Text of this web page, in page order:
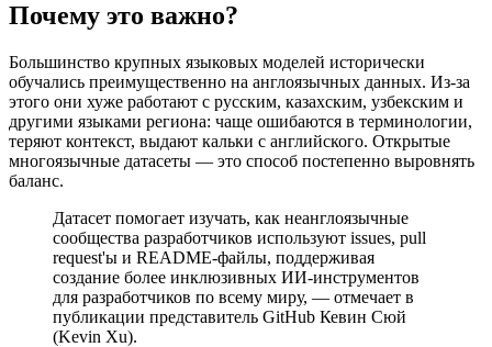
Почему это важно?
Большинство крупных языковых моделей исторически
обучались преимущественно на англоязычных данных. Из-за
этого они хуже работают с русским, казахским, узбекским и
другими языками региона: чаще ошибаются в терминологии,
теряют контекст, выдают кальки с английского. Открытые
многоязычные датасеты — это способ постепенно выровнять
баланс.
Датасет помогает изучать, как неанглоязычные
сообщества разработчиков используют issues, pull
request'ы и README-файлы, поддерживая
создание более инклюзивных ИИ-инструментов
для разработчиков по всему миру, — отмечает в
публикации представитель GitHub Кевин Сюй
(Kevin Xu).